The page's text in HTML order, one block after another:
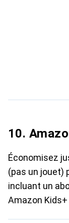
10.
Économisez
(pas un jouet)
incluant un
Amazon